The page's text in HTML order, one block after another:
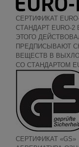
СЕРТИФИКАТ
СТАНДАРТ EURO-
ЭТОГО
ПРЕДПИСЫВАЮТ
ВЕЩЕСТВ В
СО СТАНДАРТОМ
СЕРТИФИКАТ «GS»